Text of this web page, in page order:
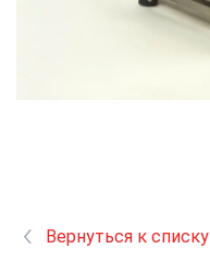
Вернуться к списку